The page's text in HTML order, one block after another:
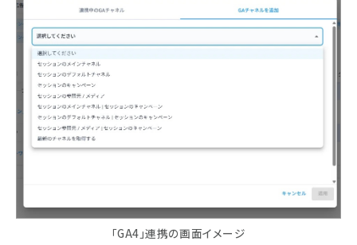
「GA4」連携の画面イメージ